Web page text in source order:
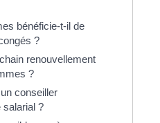
bénéficie-t-il de
?
renouvellement
?
conseiller
salarial ?